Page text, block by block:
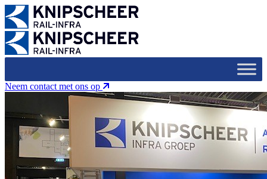
Neem contact met ons op